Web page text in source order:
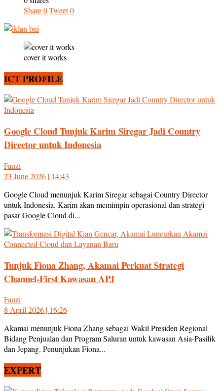
Share0Tweet0
cover it works
ICT PROFILE
Google Cloud Tunjuk Karim Siregar Jadi Country
Director untuk Indonesia
Fauzi
23 June 2026 | 14:43
Google Cloud menunjuk Karim Siregar sebagai Country Director
untuk Indonesia. Karim akan memimpin operasional dan strategi
pasar Google Cloud di...
Tunjuk Fiona Zhang, Akamai Perkuat Strategi
Channel-First Kawasan APJ
Fauzi
8 April 2026 | 16:26
Akamai menunjuk Fiona Zhang sebagai Wakil Presiden Regional
Bidang Penjualan dan Program Saluran untuk kawasan Asia-Pasifik
dan Jepang. Penunjukan Fiona...
EXPERT